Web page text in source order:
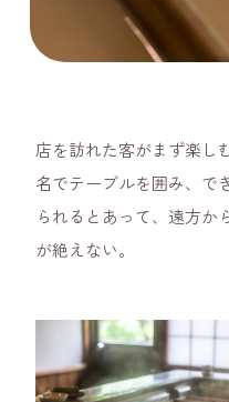
店を訪れた客がまず楽し
名でテーブルを囲み、で
られるとあって、遠方か
が絶えない。